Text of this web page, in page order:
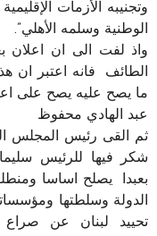
وتجنيبه الأزمات
الوطنية وسلمه الأهلي”.
واذ لفت الى ان اعلان
الطائف فانه اعتبر ان
ما يصح عليه يصح على
عبد الهادي محفوظ
ثم القى رئيس المجلس
شكر فيها للرئيس
بعبدا يصلح اساسا
الدولة وسلطتها
تحييد لبنان عن صراع